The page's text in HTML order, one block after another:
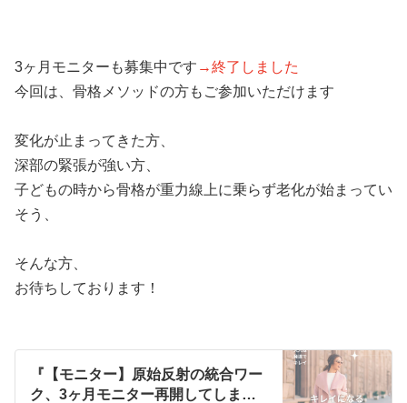
3ヶ月モニターも募集中です →終了しました
今回は、骨格メソッドの方もご参加いただけます
変化が止まってきた方、
深部の緊張が強い方、
子どもの時から骨格が重力線上に乗らず老化が始まってい
そう、
そんな方、
お待ちしております！
『【モニター】原始反射の統合ワー
ク、3ヶ月モニター再開してしま